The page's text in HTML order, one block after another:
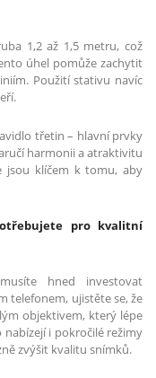
1,2 až 1,5 metru, což
úhel pomůže zachytit
Použití stativu navíc
třetin – hlavní prvky
harmonii a atraktivitu
jsou klíčem k tomu, aby
pro kvalitní
hned investovat
telefonem, ujistěte se, že
objektivem, který lépe
i pokročilé režimy
zvýšit kvalitu snímků.